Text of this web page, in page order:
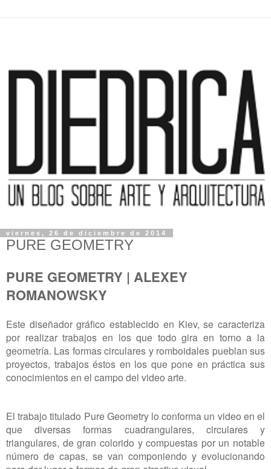
viernes, 26 de diciembre de 2014
PURE GEOMETRY
PURE GEOMETRY | ALEXEY
ROMANOWSKY
Este diseñador gráfico establecido en Kiev, se caracteriza
por realizar trabajos en los que todo gira en torno a la
geometría. Las formas circulares y romboidales pueblan sus
proyectos, trabajos éstos en los que pone en práctica sus
conocimientos en el campo del video arte.
El trabajo titulado Pure Geometry lo conforma un video en el
que diversas formas cuadrangulares, circulares y
triangulares, de gran colorido y compuestas por un notable
número de capas, se van componiendo y evolucionando